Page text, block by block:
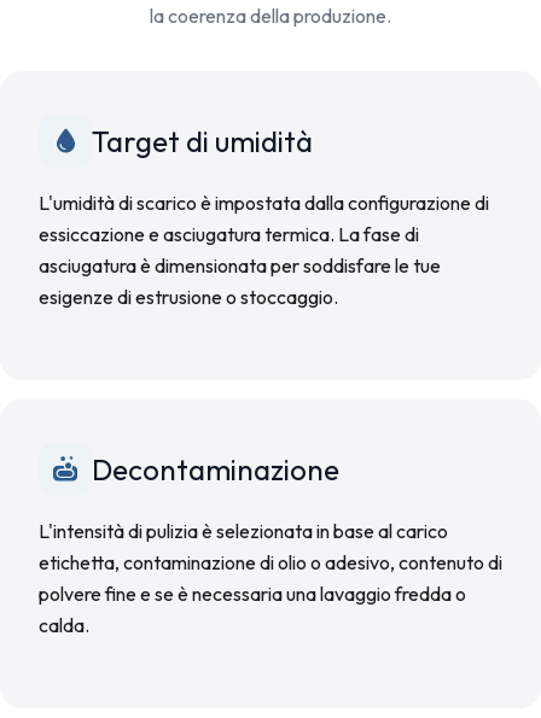
la coerenza della produzione.
Target di umidità
L'umidità di scarico è impostata dalla configurazione di
essiccazione e asciugatura termica. La fase di
asciugatura è dimensionata per soddisfare le tue
esigenze di estrusione o stoccaggio.
Decontaminazione
L'intensità di pulizia è selezionata in base al carico
etichetta, contaminazione di olio o adesivo, contenuto di
polvere fine e se è necessaria una lavaggio fredda o
calda.